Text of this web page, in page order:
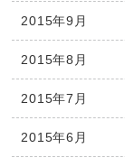
2015年9月
2015年8月
2015年7月
2015年6月